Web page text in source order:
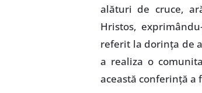
alături de cruce,
Hristos,
referit la dorinţa de
a realiza o
această conferinţă